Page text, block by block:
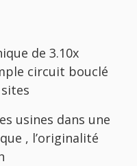
de 3.10x
circuit bouclé
usines dans une
, l’originalité